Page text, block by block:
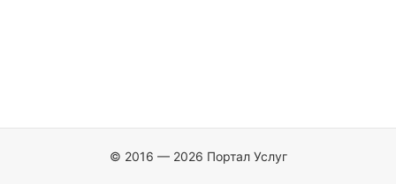
© 2016 — 2026 Портал Услуг